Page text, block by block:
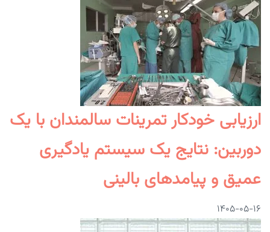
ارزیابی خودکار تمرینات سالمندان با یک
دوربین: نتایج یک سیستم یادگیری
عمیق و پیامدهای بالینی
۱۴۰۵-۰۵-۱۶